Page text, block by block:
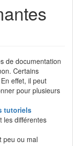
de documentation
Certains
effet, il peut
pour plusieurs
tutoriels
les différentes
peu ou mal